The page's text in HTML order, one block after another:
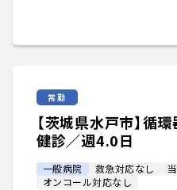
常勤
【茨城県水戸市】
健診／週4.0日
一般病院 救急対応なし
オンコール対応なし